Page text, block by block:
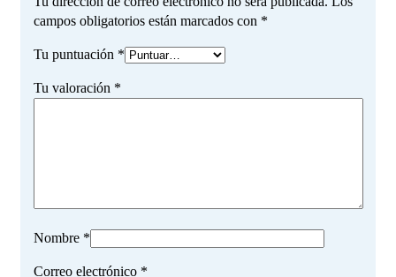
campos obligatorios están marcados con *
Tu puntuación *
Tu valoración *
Nombre *
Correo electrónico *